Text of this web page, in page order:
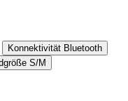
Konnektivität Bluetooth
S/M